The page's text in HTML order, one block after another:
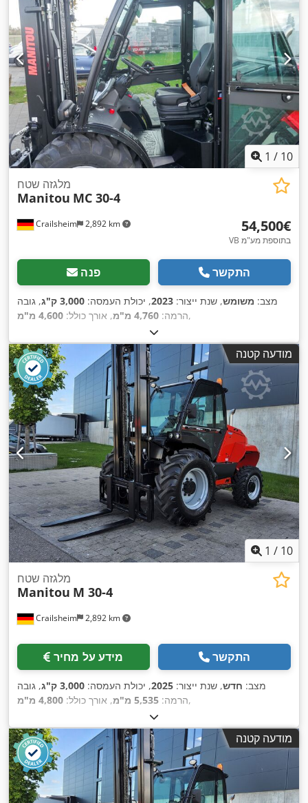
1 / 10
Crailsheim 2,892 km
מלגזה שטח
Manitou MC 30-4
‏54,500 ‏€
VB בתוספת מע"מ
פנה התקשר
מצב: משומש, שנת ייצור: 2023, יכולת העמסה: 3,000 ק"ג
, גובה
הרמה: 4,760 מ"מ , אורך כולל: 4,600 מ"מ ,
מודעה קטנה
1 / 10
Crailsheim 2,892 km
מלגזה שטח
Manitou M 30-4
מידע על מחיר התקשר
מצב: חדש, שנת ייצור: 2025, יכולת העמסה: 3,000 ק"ג
, גובה
הרמה: 5,535 מ"מ , אורך כולל: 4,800 מ"מ ,
מודעה קטנה